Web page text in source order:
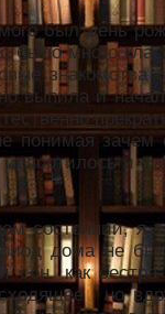
был день
было много
выпила и
понимая
и я
состоянии,
дома не
сон, как
, но